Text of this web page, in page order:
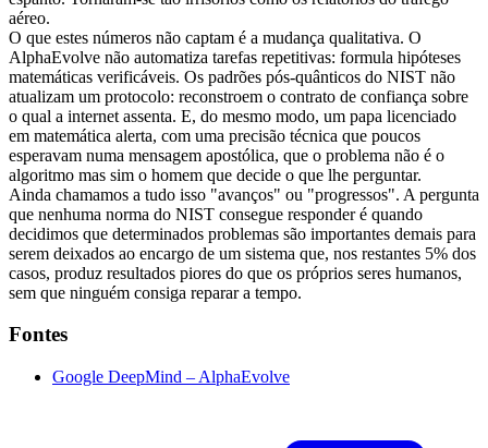
aéreo.
O que estes números não captam é a mudança qualitativa. O
AlphaEvolve não automatiza tarefas repetitivas: formula hipóteses
matemáticas verificáveis. Os padrões pós-quânticos do NIST não
atualizam um protocolo: reconstroem o contrato de confiança sobre
o qual a internet assenta. E, do mesmo modo, um papa licenciado
em matemática alerta, com uma precisão técnica que poucos
esperavam numa mensagem apostólica, que o problema não é o
algoritmo mas sim o homem que decide o que lhe perguntar.
Ainda chamamos a tudo isso "avanços" ou "progressos". A pergunta
que nenhuma norma do NIST consegue responder é quando
decidimos que determinados problemas são importantes demais para
serem deixados ao encargo de um sistema que, nos restantes 5% dos
casos, produz resultados piores do que os próprios seres humanos,
sem que ninguém consiga reparar a tempo.
Fontes
Google DeepMind – AlphaEvolve